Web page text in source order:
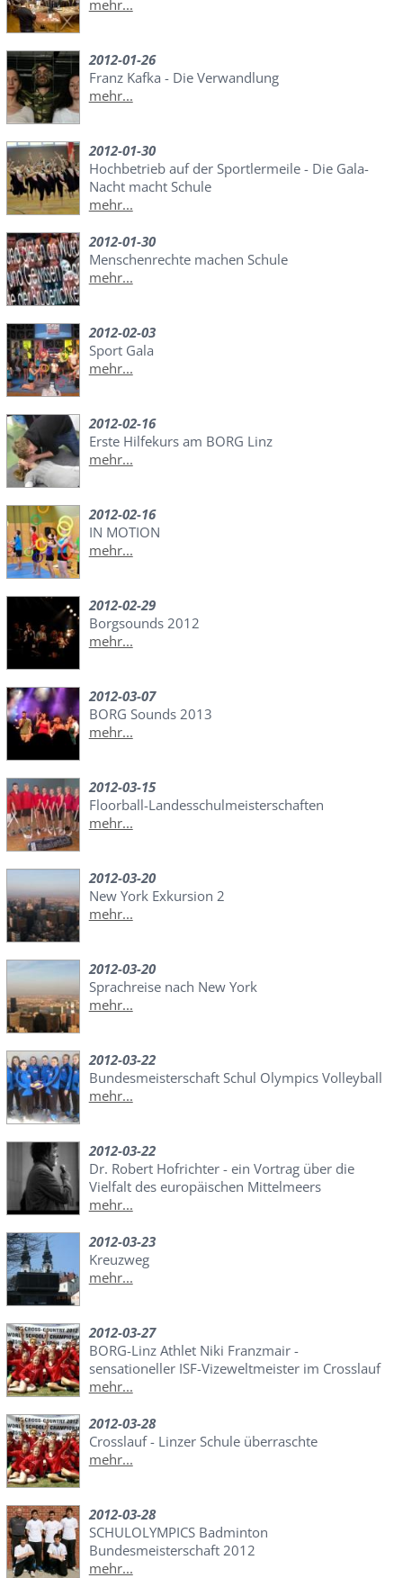
mehr...
2012-01-26
Franz Kafka - Die Verwandlung
mehr...
2012-01-30
Hochbetrieb auf der Sportlermeile - Die Gala-
Nacht macht Schule
mehr...
2012-01-30
Menschenrechte machen Schule
mehr...
2012-02-03
Sport Gala
mehr...
2012-02-16
Erste Hilfekurs am BORG Linz
mehr...
2012-02-16
IN MOTION
mehr...
2012-02-29
Borgsounds 2012
mehr...
2012-03-07
BORG Sounds 2013
mehr...
2012-03-15
Floorball-Landesschulmeisterschaften
mehr...
2012-03-20
New York Exkursion 2
mehr...
2012-03-20
Sprachreise nach New York
mehr...
2012-03-22
Bundesmeisterschaft Schul Olympics Volleyball
mehr...
2012-03-22
Dr. Robert Hofrichter - ein Vortrag über die
Vielfalt des europäischen Mittelmeers
mehr...
2012-03-23
Kreuzweg
mehr...
2012-03-27
BORG-Linz Athlet Niki Franzmair -
sensationeller ISF-Vizeweltmeister im Crosslauf
mehr...
2012-03-28
Crosslauf - Linzer Schule überraschte
mehr...
2012-03-28
SCHULOLYMPICS Badminton
Bundesmeisterschaft 2012
mehr...